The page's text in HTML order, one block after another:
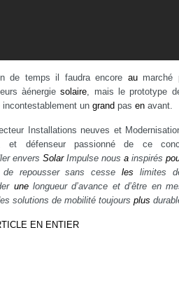
de temps il faudra encore aumarché
àénergiesolaire, mais le prototype
un grand pas en avant.
Installations neuves et
et défenseur passionné de ce
envers SolarImpulse nous a inspirés
repousser sans cesseles limites
unelongueur d’avance et d’être en
solutions de mobilité toujours plus
EN ENTIER